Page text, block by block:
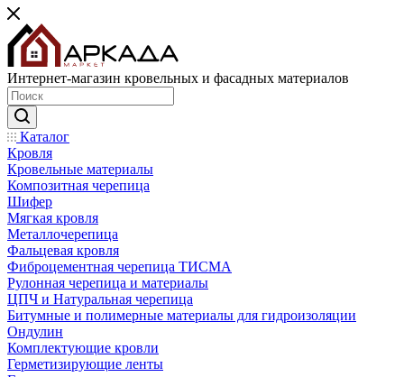
Интернет-магазин кровельных и фасадных материалов
Каталог
Кровля
Кровельные материалы
Композитная черепица
Шифер
Мягкая кровля
Металлочерепица
Фальцевая кровля
Фиброцементная черепица ТИСМА
Рулонная черепица и материалы
ЦПЧ и Натуральная черепица
Битумные и полимерные материалы для гидроизоляции
Ондулин
Комплектующие кровли
Герметизирующие ленты